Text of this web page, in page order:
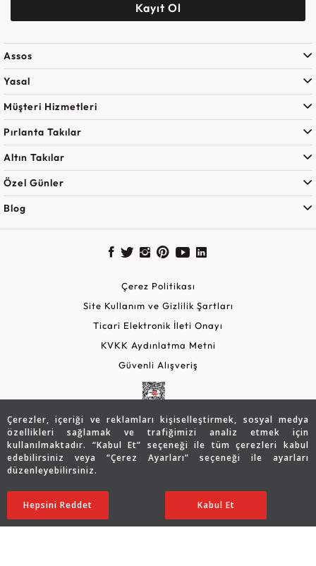
Çerezler, içeriği ve reklamları kişiselleştirmek, sosyal medya
özellikleri sağlamak ve trafiğimizi analiz etmek için
kullanılmaktadır. “Kabul Et” seçeneği ile tüm çerezleri kabul
edebilirsiniz veya “Çerez Ayarları” seçeneği ile ayarları
düzenleyebilirsiniz.
Ayarları Düzenle
Hepsini Reddet Kabul Et
Kayıt Ol
Assos
Yasal
Müşteri Hizmetleri
Pırlanta Takılar
Altın Takılar
Özel Günler
Blog
Çerez Politikası
Site Kullanım ve Gizlilik Şartları
Ticari Elektronik İleti Onayı
KVKK Aydınlatma Metni
Güvenli Alışveriş
Copyright © 2026 Assos Pırlanta - Bu sitenin tüm hakları